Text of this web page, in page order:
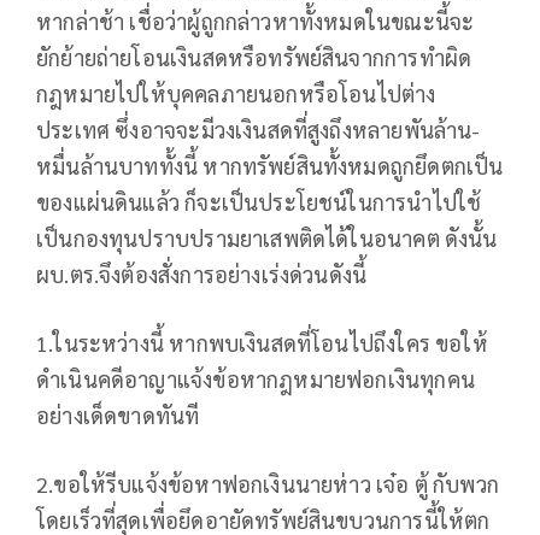
หากล่าช้า เชื่อว่าผู้ถูกกล่าวหาทั้งหมดในขณะนี้จะ
ยักย้ายถ่ายโอนเงินสดหรือทรัพย์สินจากการทำผิด
กฎหมายไปให้บุคคลภายนอกหรือโอนไปต่าง
ประเทศ ซึ่งอาจจะมีวงเงินสดที่สูงถึงหลายพันล้าน-
หมื่นล้านบาททั้งนี้ หากทรัพย์สินทั้งหมดถูกยึดตกเป็น
ของแผ่นดินแล้ว ก็จะเป็นประโยชน์ในการนำไปใช้
เป็นกองทุนปราบปรามยาเสพติดได้ในอนาคต ดังนั้น
ผบ.ตร.จึงต้องสั่งการอย่างเร่งด่วนดังนี้
1.ในระหว่างนี้ หากพบเงินสดที่โอนไปถึงใคร ขอให้
ดำเนินคดีอาญาแจ้งข้อหากฎหมายฟอกเงินทุกคน
อย่างเด็ดขาดทันที
2.ขอให้รีบแจ้งข้อหาฟอกเงินนายห่าว เจ๋อ ตู้ กับพวก
โดยเร็วที่สุดเพื่อยึดอายัดทรัพย์สินขบวนการนี้ให้ตก